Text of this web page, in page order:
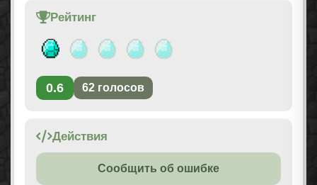
Рейтинг
0.6 62 голосов
Действия
Сообщить об ошибке